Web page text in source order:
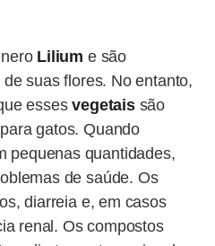
Lilium e são
suas flores. No entanto,
essesvegetaissão
gatos. Quando
pequenas quantidades,
de saúde. Os
diarreia e, em casos
renal. Os compostos